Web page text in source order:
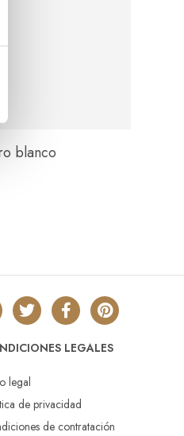
blanco
LEGALES
legal
de privacidad
de contratación